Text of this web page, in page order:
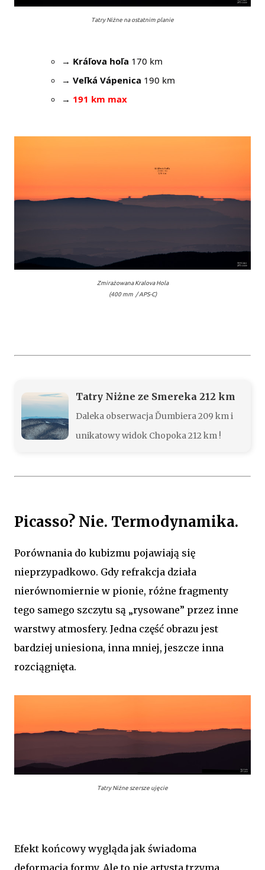
Tatry Niżne na ostatnim planie
→ Kráľova hoľa 170 km
→ Veľká Vápenica 190 km
→ 191 km max
Zmirażowana Kralova Hola
(400 mm / APS-C)
Tatry Niżne ze Smereka 212 km
Daleka obserwacja Ďumbiera 209 km i
unikatowy widok Chopoka 212 km !
Picasso? Nie. Termodynamika.
Porównania do kubizmu pojawiają się
nieprzypadkowo. Gdy refrakcja działa
nierównomiernie w pionie, różne fragmenty
tego samego szczytu są „rysowane” przez inne
warstwy atmosfery. Jedna część obrazu jest
bardziej uniesiona, inna mniej, jeszcze inna
rozciągnięta.
Tatry Niżne szersze ujęcie
Efekt końcowy wygląda jak świadoma
deformacja formy. Ale to nie artysta trzyma